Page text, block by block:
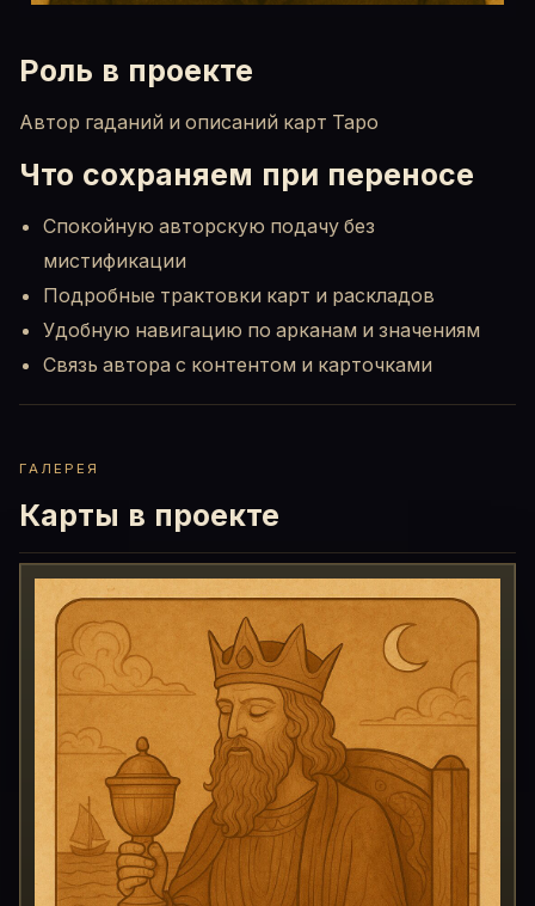
Роль в проекте
Автор гаданий и описаний карт Таро
Что сохраняем при переносе
Спокойную авторскую подачу без
мистификации
Подробные трактовки карт и раскладов
Удобную навигацию по арканам и значениям
Связь автора с контентом и карточками
ГАЛЕРЕЯ
Карты в проекте